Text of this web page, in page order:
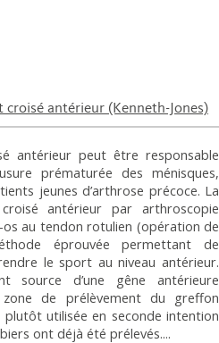
antérieur (Kenneth-Jones)
antérieur peut être responsable
prématurée des ménisques,
jeunes d’arthrose précoce. La
antérieur par arthroscopie
au tendon rotulien (opération de
éprouvée permettant de
le sport au niveau antérieur.
source d’une gêne antérieure
de prélèvement du greffon
utilisée en seconde intention
ont déjà été prélevés.